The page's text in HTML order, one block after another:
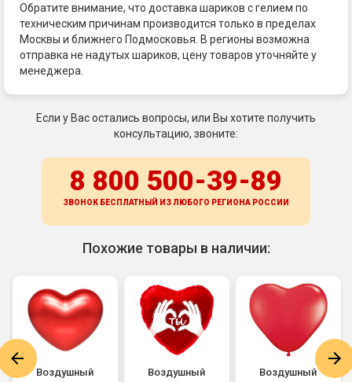
Обратите внимание, что доставка шариков с гелием по
техническим причинам производится только в пределах
Москвы и ближнего Подмосковья. В регионы возможна
отправка не надутых шариков, цену товаров уточняйте у
менеджера.
Если у Вас остались вопросы, или Вы хотите получить
консультацию, звоните:
8 800 500-39-89
ЗВОНОК БЕСПЛАТНЫЙ ИЗ ЛЮБОГО РЕГИОНА РОССИИ
Похожие товары в наличии:
Воздушный
Воздушный
Воздушный